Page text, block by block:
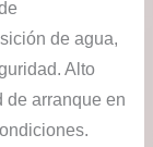
de agua,
Alto
de arranque en